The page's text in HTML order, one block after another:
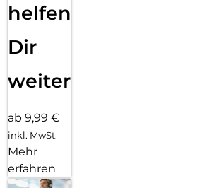
helfen
Dir
weiter
ab 9,99 €
inkl. MwSt.
Mehr
erfahren